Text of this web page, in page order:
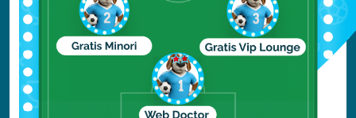
uragani tra agosto e ottobre. Durante questo
periodo, iCaraibie la costa orientale degli
Stati Uniti, compresaMiami
rischio di uragani e tempeste tropicali.